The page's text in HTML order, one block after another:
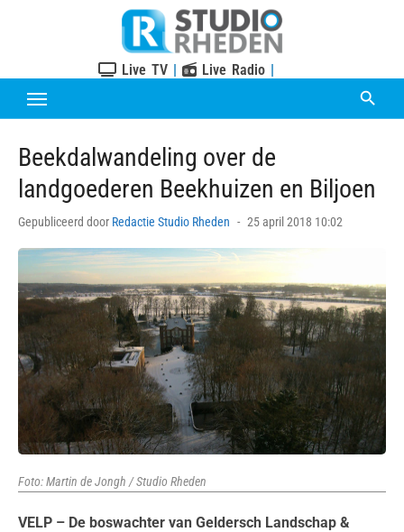
Live TV | Live Radio |
Beekdalwandeling over de
landgoederen Beekhuizen en Biljoen
Gepubliceerd door Redactie Studio Rheden
Posted
25 april 2018 10:02
Foto: Martin de Jongh / Studio Rheden
VELP – De boswachter van Geldersch Landschap &